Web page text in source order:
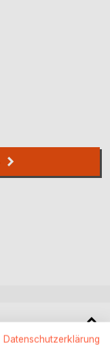
Datenschutzerklärung